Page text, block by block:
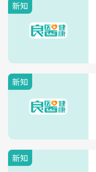
新知
新知
新知